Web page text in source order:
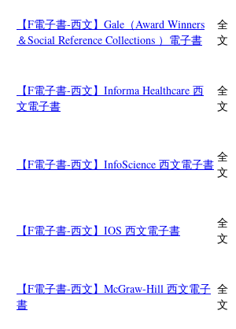
【F電子書-西文】Gale（Award Winners
＆Social Reference Collections ）電子書
全
文
【F電子書-西文】Informa Healthcare 西
文電子書
全
文
【F電子書-西文】InfoScience 西文電子書
全
文
【F電子書-西文】IOS 西文電子書
全
文
【F電子書-西文】McGraw-Hill 西文電子
書
全
文